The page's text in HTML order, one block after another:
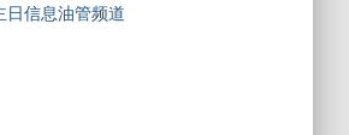
日信息油管频道